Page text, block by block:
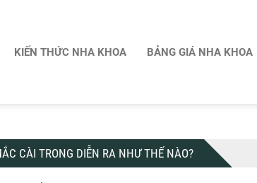
KIẾN THỨC NHA KHOA BẢNG GIÁ NHA KHOA
CÀI TRONG DIỄN RA NHƯ THẾ NÀO?